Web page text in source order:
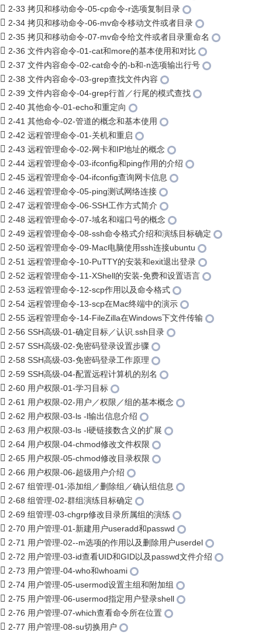
2-33 拷贝和移动命令-05-cp命令-r选项复制目录
2-34 拷贝和移动命令-06-mv命令移动文件或者目录
2-35 拷贝和移动命令-07-mv命令给文件或者目录重命名
2-36 文件内容命令-01-cat和more的基本使用和对比
2-37 文件内容命令-02-cat命令的-b和-n选项输出行号
2-38 文件内容命令-03-grep查找文件内容
2-39 文件内容命令-04-grep行首／行尾的模式查找
2-40 其他命令-01-echo和重定向
2-41 其他命令-02-管道的概念和基本使用
2-42 远程管理命令-01-关机和重启
2-43 远程管理命令-02-网卡和IP地址的概念
2-44 远程管理命令-03-ifconfig和ping作用的介绍
2-45 远程管理命令-04-ifconfig查询网卡信息
2-46 远程管理命令-05-ping测试网络连接
2-47 远程管理命令-06-SSH工作方式简介
2-48 远程管理命令-07-域名和端口号的概念
2-49 远程管理命令-08-ssh命令格式介绍和演练目标确定
2-50 远程管理命令-09-Mac电脑使用ssh连接ubuntu
2-51 远程管理命令-10-PuTTY的安装和exit退出登录
2-52 远程管理命令-11-XShell的安装-免费和设置语言
2-53 远程管理命令-12-scp作用以及命令格式
2-54 远程管理命令-13-scp在Mac终端中的演示
2-55 远程管理命令-14-FileZilla在Windows下文件传输
2-56 SSH高级-01-确定目标／认识.ssh目录
2-57 SSH高级-02-免密码登录设置步骤
2-58 SSH高级-03-免密码登录工作原理
2-59 SSH高级-04-配置远程计算机的别名
2-60 用户权限-01-学习目标
2-61 用户权限-02-用户／权限／组的基本概念
2-62 用户权限-03-ls -l输出信息介绍
2-63 用户权限-03-ls -l硬链接数含义的扩展
2-64 用户权限-04-chmod修改文件权限
2-65 用户权限-05-chmod修改目录权限
2-66 用户权限-06-超级用户介绍
2-67 组管理-01-添加组／删除组／确认组信息
2-68 组管理-02-群组演练目标确定
2-69 组管理-03-chgrp修改目录所属组的演练
2-70 用户管理-01-新建用户useradd和passwd
2-71 用户管理-02--m选项的作用以及删除用户userdel
2-72 用户管理-03-id查看UID和GID以及passwd文件介绍
2-73 用户管理-04-who和whoami
2-74 用户管理-05-usermod设置主组和附加组
2-75 用户管理-06-usermod指定用户登录shell
2-76 用户管理-07-which查看命令所在位置
2-77 用户管理-08-su切换用户